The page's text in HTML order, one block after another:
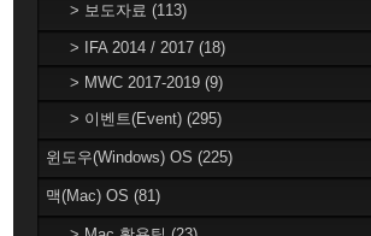
> 보도자료 (113)
> IFA 2014 / 2017 (18)
> MWC 2017-2019 (9)
> 이벤트(Event) (295)
윈도우(Windows) OS (225)
맥(Mac) OS (81)